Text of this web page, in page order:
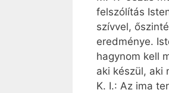
felszólítás
szívvel,
eredménye.
hagynom kell
aki készül, aki
K. I.: Az ima